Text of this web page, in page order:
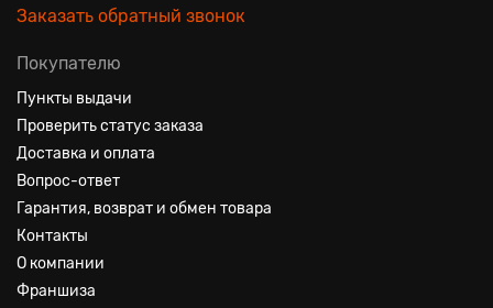
Заказать обратный звонок
Покупателю
Пункты выдачи
Проверить статус заказа
Доставка и оплата
Вопрос-ответ
Гарантия, возврат и обмен товара
Контакты
О компании
Франшиза